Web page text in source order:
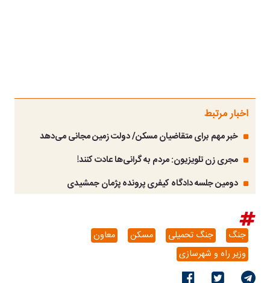
اخبار مرتبط
خبر مهم برای متقاضیان مسکن/ دولت زمین مجانی می‌دهد
مجری زن تلویزیون: مردم به گرانی‌ها عادت کنند!
دومین جلسه دادگاه کیفری پرونده پژمان جمشیدی
جنگ جنگ تحمیلی مسکن
معاون
وزیر راه و شهرسازی